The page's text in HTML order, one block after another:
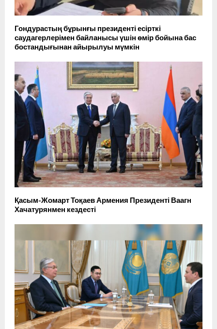
Гондурастың бұрынғы президенті есірткі
саудагерлерімен байланысы үшін өмір бойына бас
бостандығынан айырылуы мүмкін
Қасым-Жомарт Тоқаев Армения Президенті Ваагн
Хачатурянмен кездесті